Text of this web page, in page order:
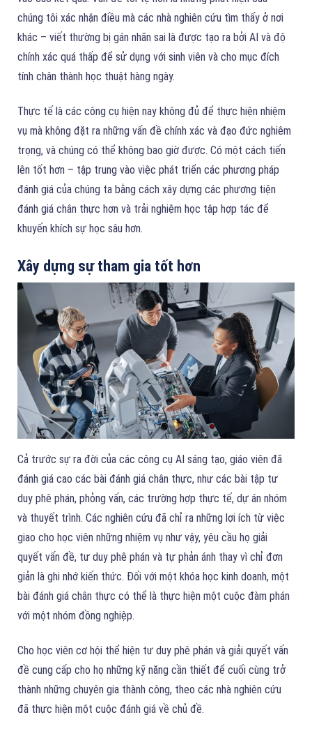
chúng tôi xác nhận điều mà các nhà nghiên cứu tìm thấy ở nơi
khác – viết thường bị gán nhãn sai là được tạo ra bởi AI và độ
chính xác quá thấp để sử dụng với sinh viên và cho mục đích
tính chân thành học thuật hàng ngày.
Thực tế là các công cụ hiện nay không đủ để thực hiện nhiệm
vụ mà không đặt ra những vấn đề chính xác và đạo đức nghiêm
trọng, và chúng có thể không bao giờ được. Có một cách tiến
lên tốt hơn – tập trung vào việc phát triển các phương pháp
đánh giá của chúng ta bằng cách xây dựng các phương tiện
đánh giá chân thực hơn và trải nghiệm học tập hợp tác để
khuyến khích sự học sâu hơn.
Xây dựng sự tham gia tốt hơn
Cả trước sự ra đời của các công cụ AI sáng tạo, giáo viên đã
đánh giá cao các bài đánh giá chân thực, như các bài tập tư
duy phê phán, phỏng vấn, các trường hợp thực tế, dự án nhóm
và thuyết trình. Các nghiên cứu đã chỉ ra những lợi ích từ việc
giao cho học viên những nhiệm vụ như vậy, yêu cầu họ giải
quyết vấn đề, tư duy phê phán và tự phản ánh thay vì chỉ đơn
giản là ghi nhớ kiến thức. Đối với một khóa học kinh doanh, một
bài đánh giá chân thực có thể là thực hiện một cuộc đàm phán
với một nhóm đồng nghiệp.
Cho học viên cơ hội thể hiện tư duy phê phán và giải quyết vấn
đề cung cấp cho họ những kỹ năng cần thiết để cuối cùng trở
thành những chuyên gia thành công, theo các nhà nghiên cứu
đã thực hiện một cuộc đánh giá về chủ đề.